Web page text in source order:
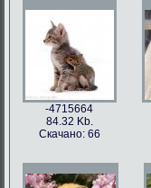
Самые смешные фото
809.97 Kb.
Скачано: 68
Самые смешные фото
Скачано: 61
Самые смешные фото
626.42 Kb.
Скачано: 77
-4715664
84.32 Kb.
Скачано: 66